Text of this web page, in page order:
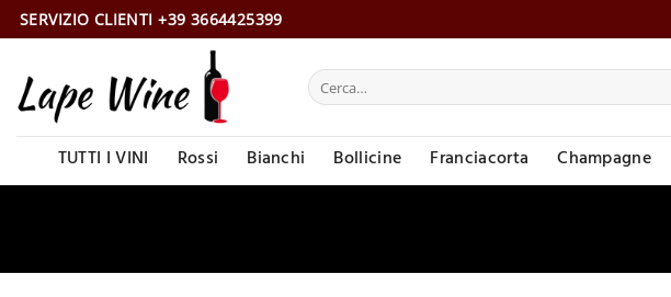
Salta
ai
SERVIZIO CLIENTI +39 3664425399
Cerca:
TUTTI I VINI Rossi Bianchi Bollicine Franciacorta Champagne